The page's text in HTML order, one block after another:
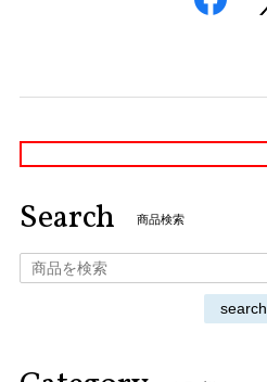
Search 商品検索
search